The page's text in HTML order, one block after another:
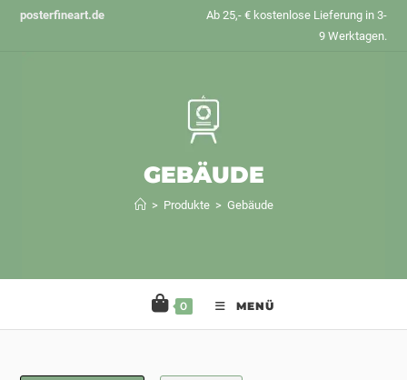
Zumposterfineart.de
Ab 25,- € kostenlose Lieferung in 3-
9 Werktagen.
GEBÄUDE
> Produkte > Gebäude
0 MENÜ